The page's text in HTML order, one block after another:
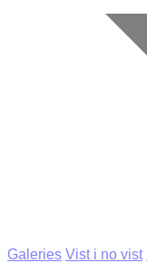
Galeries Vist i no vist